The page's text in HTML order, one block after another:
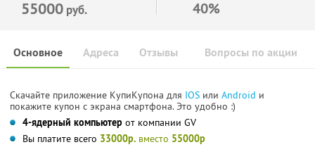
55000 руб. 40%
Основное Отзывы Вопросы по акции
Адреса
Скачайте приложение КупиКупона для IOS или Android и
покажите купон с экрана смартфона. Это удобно :)
4-ядерный компьютер от компании GV
Вы платите всего 33000р. вместо 55000р